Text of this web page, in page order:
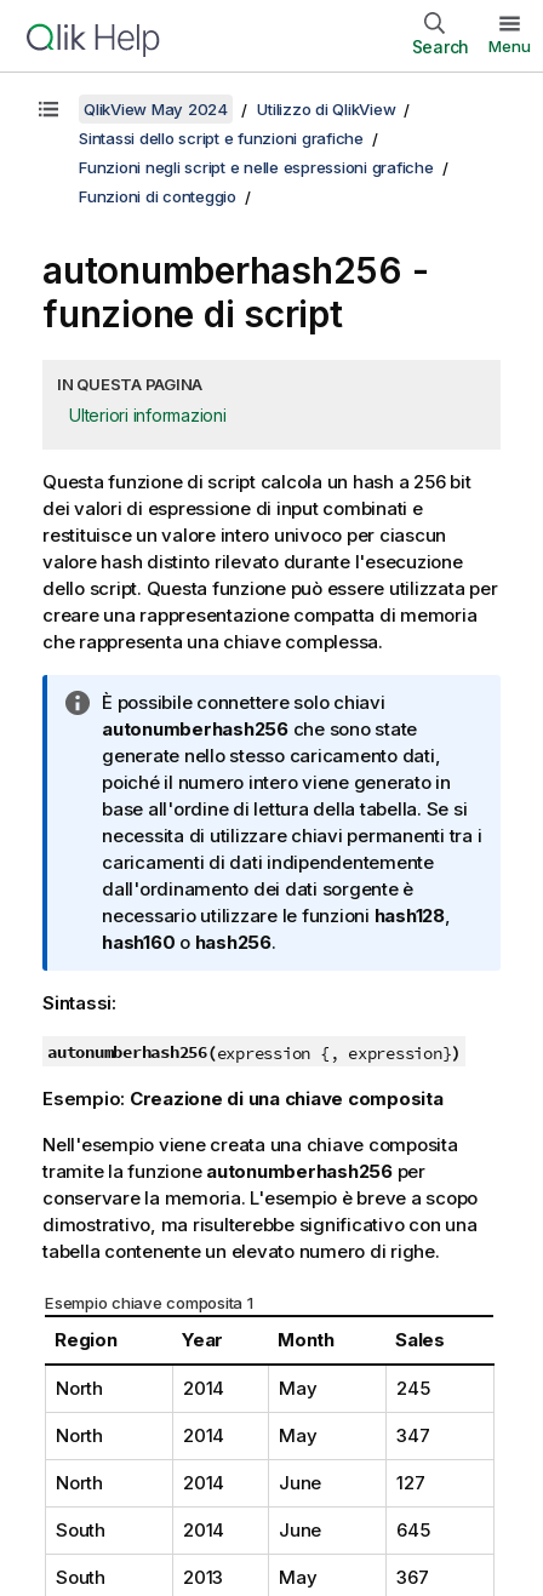
Search Menu
QlikView May 2024
Utilizzo di QlikView
Sintassi dello script e funzioni grafiche
Funzioni negli script e nelle espressioni grafiche
Funzioni di conteggio
autonumberhash256 -
funzione di script
IN QUESTA PAGINA
Ulteriori informazioni
Questa funzione di script calcola un hash a 256 bit
dei valori di espressione di input combinati e
restituisce un valore intero univoco per ciascun
valore hash distinto rilevato durante l'esecuzione
dello script. Questa funzione può essere utilizzata per
creare una rappresentazione compatta di memoria
che rappresenta una chiave complessa.
N
o
t
a
i
n
f
o
r
m
t
c
È possibile connettere solo chiavi
autonumberhash256che sono state
generate nello stesso caricamento dati,
poiché il numero intero viene generato in
base all'ordine di lettura della tabella. Se si
necessita di utilizzare chiavi permanenti tra i
caricamenti di dati indipendentemente
dall'ordinamento dei dati sorgente è
necessario utilizzare le funzioni hash128,
hash160 o hash256.
Sintassi:
autonumberhash256(expression {, expression})
Esempio: Creazione di una chiave composita
Nell'esempio viene creata una chiave composita
tramite la funzione autonumberhash256per
conservare la memoria. L'esempio è breve a scopo
dimostrativo, ma risulterebbe significativo con una
tabella contenente un elevato numero di righe.
Esempio chiave composita 1
Region Year Month Sales
North 2014 May 245
North 2014 May 347
North 2014 June 127
South 2014 June 645
South 2013 May 367